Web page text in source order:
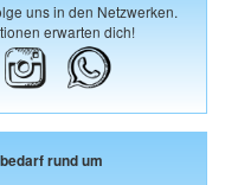
uns in den Netzwerken.
erwarten dich!
rund um